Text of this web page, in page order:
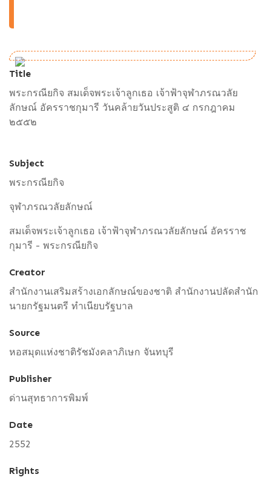
Title
พระกรณียกิจ สมเด็จพระเจ้าลูกเธอ เจ้าฟ้าจุฬาภรณวลัย
ลักษณ์ อัครราชกุมารี วันคล้ายวันประสูติ ๔ กรกฎาคม
๒๕๕๒
Subject
พระกรณียกิจ
จุฬาภรณวลัยลักษณ์
สมเด็จพระเจ้าลูกเธอ เจ้าฟ้าจุฬาภรณวลัยลักษณ์ อัครราช
กุมารี - พระกรณียกิจ
Creator
สำนักงานเสริมสร้างเอกลักษณ์ของชาติ สำนักงานปลัดสำนัก
นายกรัฐมนตรี ทำเนียบรัฐบาล
Source
หอสมุดแห่งชาติรัชมังคลาภิเษก จันทบุรี
Publisher
ด่านสุทธาการพิมพ์
Date
2552
Rights